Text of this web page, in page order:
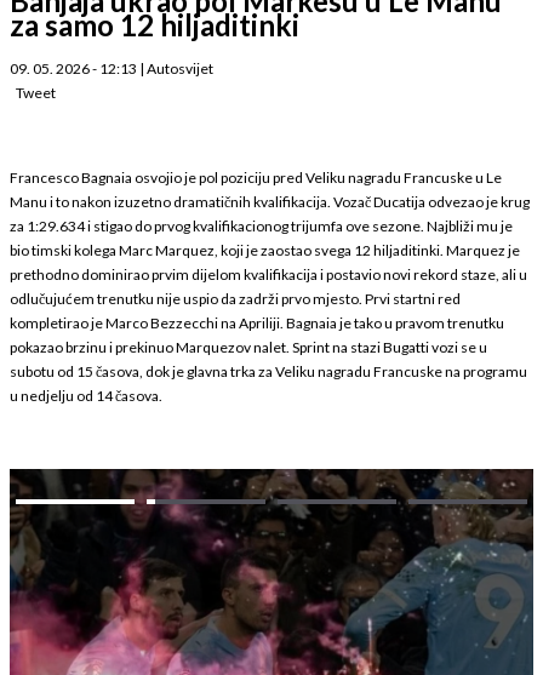
za samo 12 hiljaditinki
09. 05. 2026 - 12:13 | Autosvijet
Tweet
Francesco Bagnaia osvojio je pol poziciju pred Veliku nagradu Francuske u Le
Manu i to nakon izuzetno dramatičnih kvalifikacija. Vozač Ducatija odvezao je krug
za 1:29.634 i stigao do prvog kvalifikacionog trijumfa ove sezone. Najbliži mu je
bio timski kolega Marc Marquez, koji je zaostao svega 12 hiljaditinki. Marquez je
prethodno dominirao prvim dijelom kvalifikacija i postavio novi rekord staze, ali u
odlučujućem trenutku nije uspio da zadrži prvo mjesto. Prvi startni red
kompletirao je Marco Bezzecchi na Apriliji. Bagnaia je tako u pravom trenutku
pokazao brzinu i prekinuo Marquezov nalet. Sprint na stazi Bugatti vozi se u
subotu od 15 časova, dok je glavna trka za Veliku nagradu Francuske na programu
u nedjelju od 14 časova.